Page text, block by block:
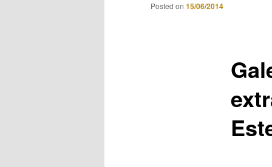
Posted on 15/06/2014